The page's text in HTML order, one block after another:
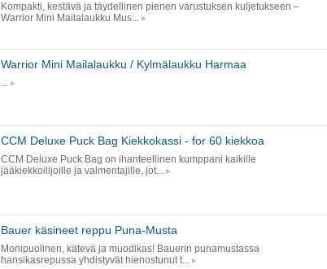
Kompakti, kestävä ja täydellinen pienen varustuksen kuljetukseen –
Warrior Mini Mailalaukku Mus...
Warrior Mini Mailalaukku / Kylmälaukku Harmaa
...
CCM Deluxe Puck Bag Kiekkokassi - for 60 kiekkoa
CCM Deluxe Puck Bag on ihanteellinen kumppani kaikille
jääkiekkoilijoille ja valmentajille, jot...
Bauer käsineet reppu Puna-Musta
Monipuolinen, kätevä ja muodikas! Bauerin punamustassa
hansikasrepussa yhdistyvät hienostunut t...